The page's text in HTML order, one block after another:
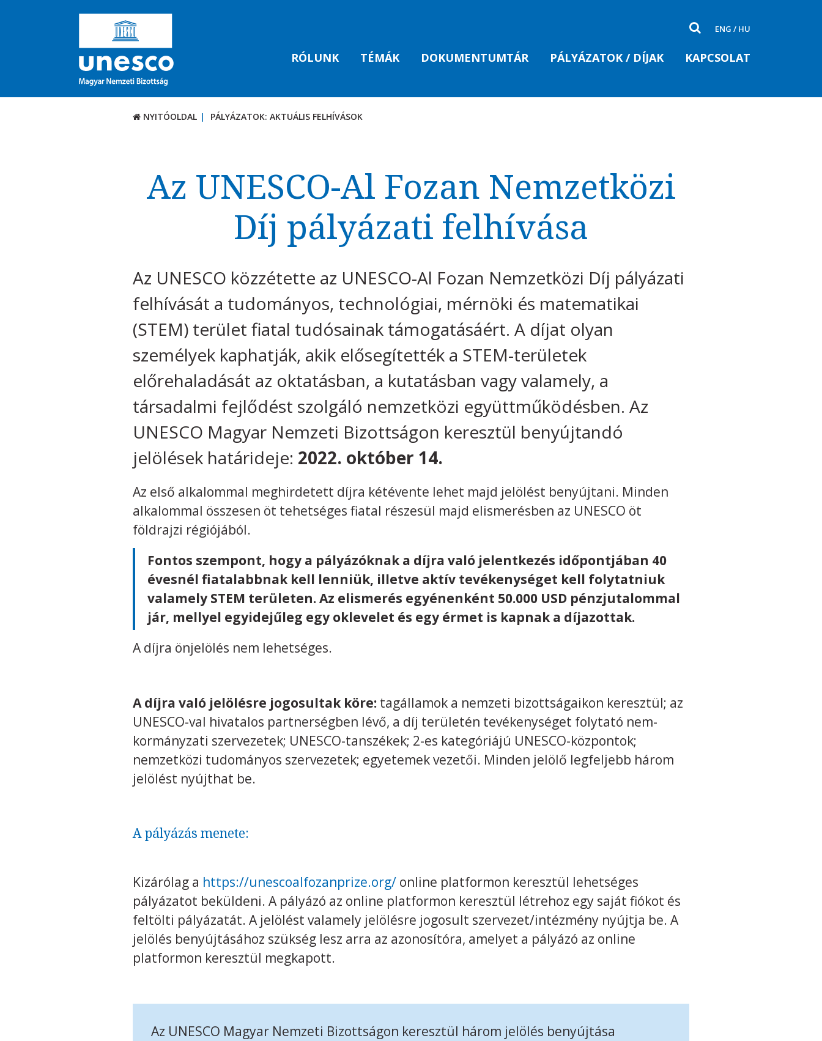
ENG / HU
RÓLUNK TÉMÁK DOKUMENTUMTÁR PÁLYÁZATOK / DÍJAK KAPCSOLAT
PÁLYÁZATOK / DÍJAK
UNESCO díjak
NYITÓOLDAL PÁLYÁZATOK: AKTUÁLIS FELHÍVÁSOK
Az UNESCO-Al Fozan Nemzetközi
Díj pályázati felhívása
Az UNESCO közzétette az UNESCO-Al Fozan Nemzetközi Díj pályázati
felhívását a tudományos, technológiai, mérnöki és matematikai
(STEM) terület fiatal tudósainak támogatásáért. A díjat olyan
személyek kaphatják, akik elősegítették a STEM-területek
előrehaladását az oktatásban, a kutatásban vagy valamely, a
társadalmi fejlődést szolgáló nemzetközi együttműködésben. Az
UNESCO Magyar Nemzeti Bizottságon keresztül benyújtandó
jelölések határideje: 2022. október 14.
Az első alkalommal meghirdetett díjra kétévente lehet majd jelölést benyújtani. Minden
alkalommal összesen öt tehetséges fiatal részesül majd elismerésben az UNESCO öt
földrajzi régiójából.
Fontos szempont, hogy a pályázóknak a díjra való jelentkezés időpontjában 40
évesnél fiatalabbnak kell lenniük, illetve aktív tevékenységet kell folytatniuk
valamely STEM területen. Az elismerés egyénenként 50.000 USD pénzjutalommal
jár, mellyel egyidejűleg egy oklevelet és egy érmet is kapnak a díjazottak.
A díjra önjelölés nem lehetséges.
A díjra való jelölésre jogosultak köre: tagállamok a nemzeti bizottságaikon keresztül; az
UNESCO-val hivatalos partnerségben lévő, a díj területén tevékenységet folytató nem-
kormányzati szervezetek; UNESCO-tanszékek; 2-es kategóriájú UNESCO-központok;
nemzetközi tudományos szervezetek; egyetemek vezetői. Minden jelölő legfeljebb három
jelölést nyújthat be.
A pályázás menete:
Kizárólag a https://unescoalfozanprize.org/ online platformon keresztül lehetséges
pályázatot beküldeni. A pályázó az online platformon keresztül létrehoz egy saját fiókot és
feltölti pályázatát. A jelölést valamely jelölésre jogosult szervezet/intézmény nyújtja be. A
jelölés benyújtásához szükség lesz arra az azonosítóra, amelyet a pályázó az online
platformon keresztül megkapott.
Az UNESCO Magyar Nemzeti Bizottságon keresztül három jelölés benyújtása